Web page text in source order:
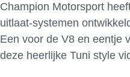
Champion Motorsport
uitlaat-systemen
Een voor de V8 en eentje
deze heerlijke Tuni style